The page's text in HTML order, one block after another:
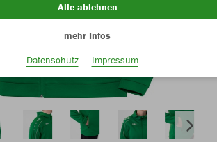
Alle ablehnen
mehr Infos
Datenschutz
Impressum